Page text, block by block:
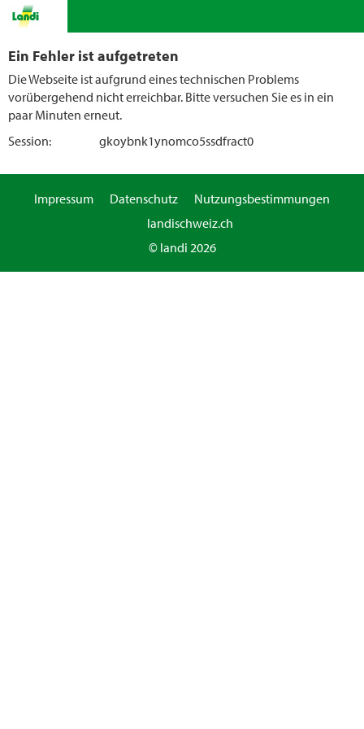
Ein Fehler ist aufgetreten
Die Webseite ist aufgrund eines technischen Problems
vorübergehend nicht erreichbar. Bitte versuchen Sie es in ein
paar Minuten erneut.
Session:
gkoybnk1ynomco5ssdfract0
Impressum Datenschutz
Nutzungsbestimmungen
landischweiz.ch
© landi 2026